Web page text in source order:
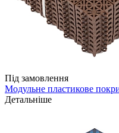
Під замовлення
Модульне пластикове
Детальніше